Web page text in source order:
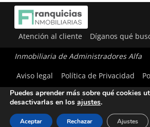
Atención al cliente Díganos qué
Inmobiliaria de Administradores Alfa
Aviso legal
Política de Privacidad
Utilizamos cookies para ofrecerte la
Puedes aprender más sobre qué cookies
desactivarlas en los ajustes.
Aceptar Rechazar Ajustes